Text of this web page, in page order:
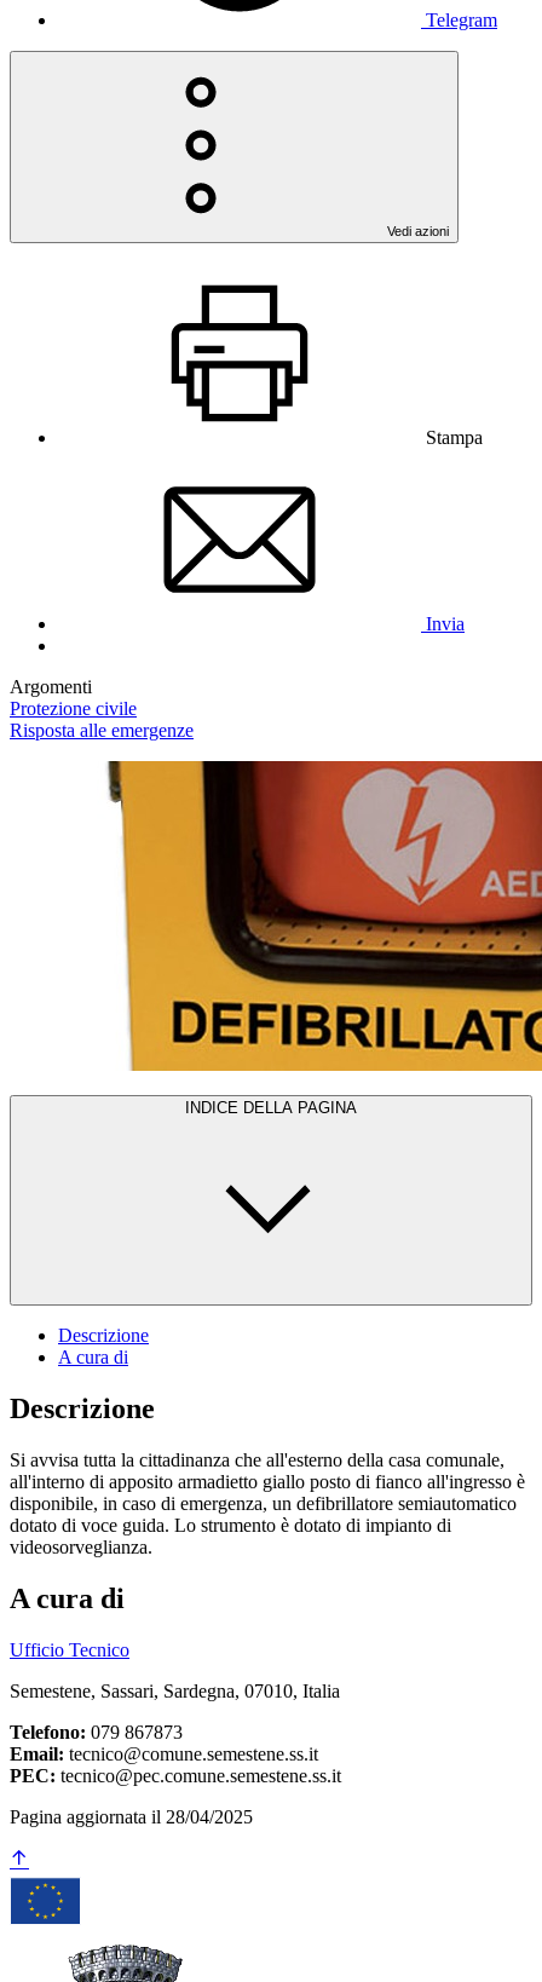
Telegram
Vedi azioni
Stampa
Invia
Argomenti
Protezione civile
Risposta alle emergenze
INDICE DELLA PAGINA
Descrizione
A cura di
Descrizione
Si avvisa tutta la cittadinanza che all'esterno della casa comunale,
all'interno di apposito armadietto giallo posto di fianco all'ingresso è
disponibile, in caso di emergenza, un defibrillatore semiautomatico
dotato di voce guida. Lo strumento è dotato di impianto di
videosorveglianza.
A cura di
Ufficio Tecnico
Semestene, Sassari, Sardegna, 07010, Italia
Telefono: 079 867873
Email: tecnico@comune.semestene.ss.it
PEC: tecnico@pec.comune.semestene.ss.it
Pagina aggiornata il 28/04/2025